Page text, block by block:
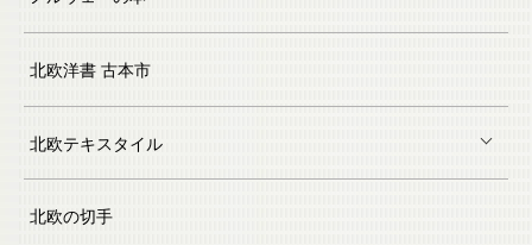
北欧洋書 古本市
北欧テキスタイル
北欧の切手